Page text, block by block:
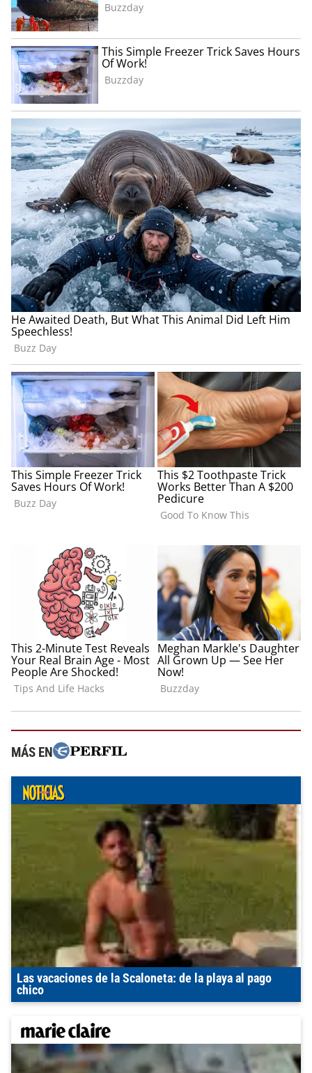
MÁS EN
Las vacaciones de la Scaloneta: de la playa al pago
chico